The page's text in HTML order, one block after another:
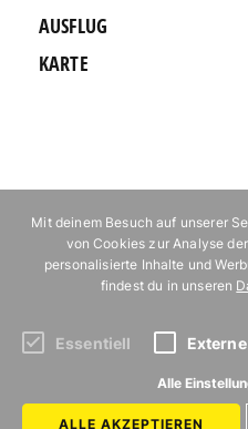
AUSFLUG
KARTE
Abonniere
Mit deinem Besuch auf unserer
von Cookies zur Analyse
personalisierte Inhalte und
findest du in unseren
Essentiell
Alle
ALLE AKZEPTIEREN